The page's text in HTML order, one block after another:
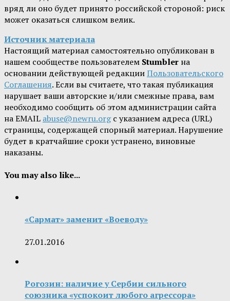
вряд ли оно будет принято российской стороной: риск
может оказаться слишком велик.
Источник материала
Настоящий материал самостоятельно опубликован в
нашем сообществе пользователем Stumbler на
основании действующей редакцииПользовательского
Соглашения. Если вы считаете, что такая публикация
нарушает ваши авторские и/или смежные права, вам
необходимо сообщить об этом администрации сайта
на EMAIL abuse@newru.orgс указанием адреса (URL)
страницы, содержащей спорный материал. Нарушение
будет в кратчайшие сроки устранено, виновные
наказаны.
You may also like...
«Сармат» заменит «Воеводу»
27.01.2016
Рогозин: наличие у Сербии сильного
союзника «успокоит любого агрессора»